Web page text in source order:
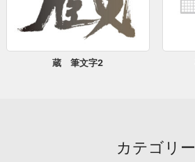
蔵 筆文字2
カテゴリー